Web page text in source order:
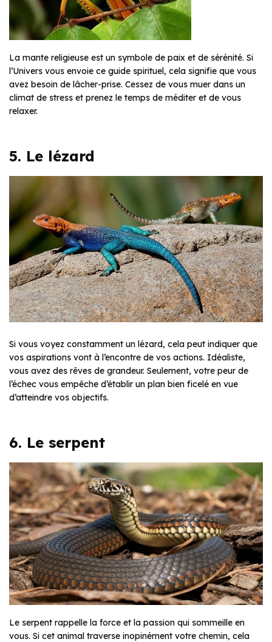
La mante religieuse est un symbole de paix et de sérénité. Si
l’Univers vous envoie ce guide spirituel, cela signifie que vous
avez besoin de lâcher-prise. Cessez de vous muer dans un
climat de stress et prenez le temps de méditer et de vous
relaxer.
5. Le lézard
Si vous voyez constamment un lézard, cela peut indiquer que
vos aspirations vont à l’encontre de vos actions. Idéaliste,
vous avez des rêves de grandeur. Seulement, votre peur de
l’échec vous empêche d’établir un plan bien ficelé en vue
d’atteindre vos objectifs.
6. Le serpent
Le serpent rappelle la force et la passion qui sommeille en
vous. Si cet animal traverse inopinément votre chemin, cela